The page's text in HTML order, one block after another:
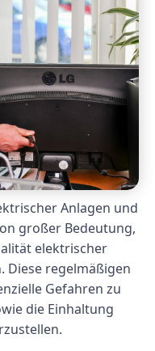
Anlagen und
großer Bedeutung,
elektrischer
Diese regelmäßigen
Gefahren zu
die Einhaltung